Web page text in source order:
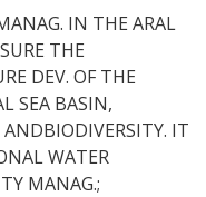
IN THE ARAL
THE
DEV. OF THE
SEA BASIN,
ANDBIODIVERSITY. IT
WATER
MANAG.;